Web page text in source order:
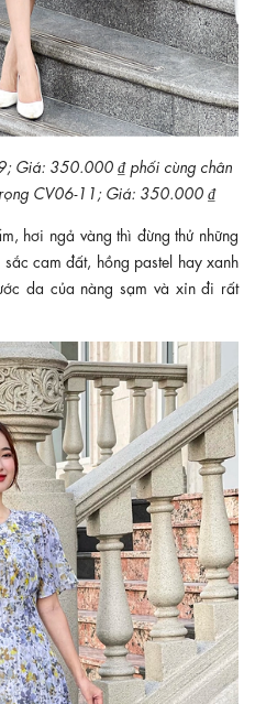
Giá: 350.000 ₫ phối cùng chân
CV06-11; Giá: 350.000 ₫
hơi ngả vàng thì đừng thử những
cam đất, hồng pastel hay xanh
da của nàng sạm và xỉn đi rất